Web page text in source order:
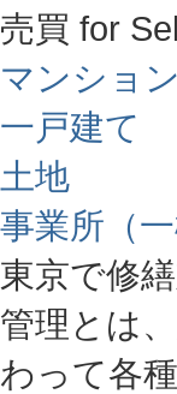
売買 for
マンション
一戸建て
土地
事業所（一
東京で修
管理とは
わって各